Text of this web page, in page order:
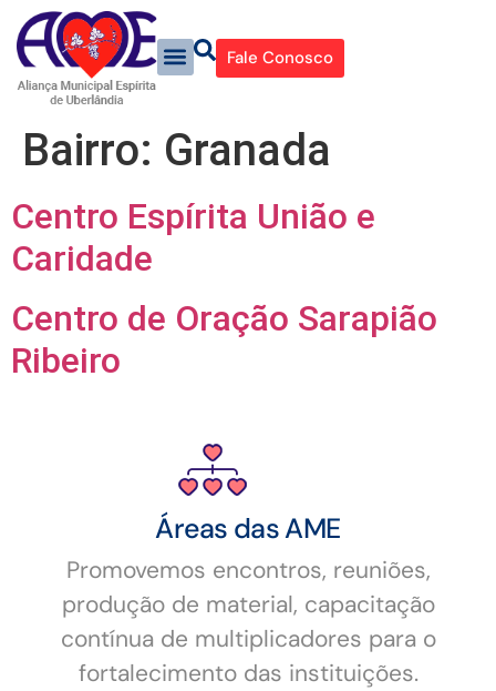
Fale Conosco
Bairro: Granada
Centro Espírita União e
Caridade
Centro de Oração Sarapião
Ribeiro
Áreas das AME
Promovemos encontros, reuniões,
produção de material, capacitação
contínua de multiplicadores para o
fortalecimento das instituições.